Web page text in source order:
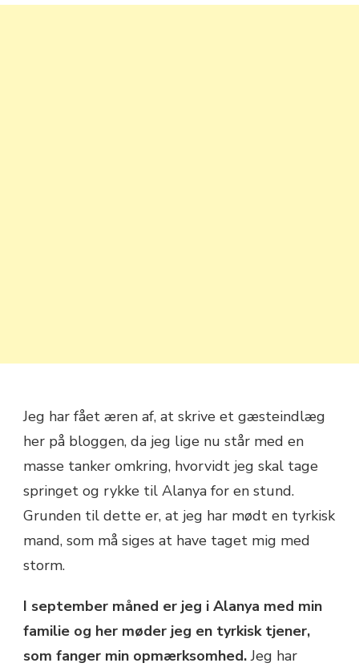
Jeg har fået æren af, at skrive et gæsteindlæg
her på bloggen, da jeg lige nu står med en
masse tanker omkring, hvorvidt jeg skal tage
springet og rykke til Alanya for en stund.
Grunden til dette er, at jeg har mødt en tyrkisk
mand, som må siges at have taget mig med
storm.
I september måned er jeg i Alanya med min
familie og her møder jeg en tyrkisk tjener,
som fanger min opmærksomhed.Jeg har